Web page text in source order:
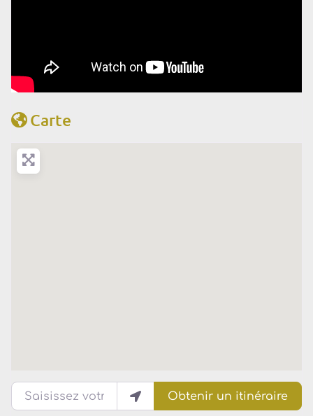
Carte
Saisissez votre lieu actuel
Obtenir un itinéraire